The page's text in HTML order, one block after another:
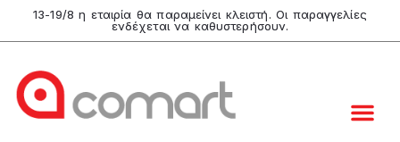
13-19/8 η εταιρία θα παραμείνει κλειστή. Οι παραγγελίες
ενδέχεται να καθυστερήσουν.